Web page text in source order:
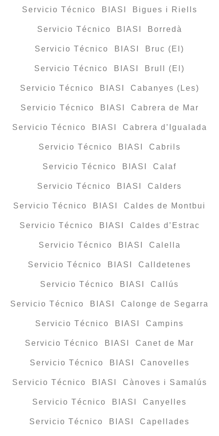
Servicio Técnico BIASI Bigues i Riells
Servicio Técnico BIASI Borredà
Servicio Técnico BIASI Bruc (El)
Servicio Técnico BIASI Brull (El)
Servicio Técnico BIASI Cabanyes (Les)
Servicio Técnico BIASI Cabrera de Mar
Servicio Técnico BIASI Cabrera d’Igualada
Servicio Técnico BIASI Cabrils
Servicio Técnico BIASI Calaf
Servicio Técnico BIASI Calders
Servicio Técnico BIASI Caldes de Montbui
Servicio Técnico BIASI Caldes d’Estrac
Servicio Técnico BIASI Calella
Servicio Técnico BIASI Calldetenes
Servicio Técnico BIASI Callús
Servicio Técnico BIASI Calonge de Segarra
Servicio Técnico BIASI Campins
Servicio Técnico BIASI Canet de Mar
Servicio Técnico BIASI Canovelles
Servicio Técnico BIASI Cànoves i Samalús
Servicio Técnico BIASI Canyelles
Servicio Técnico BIASI Capellades